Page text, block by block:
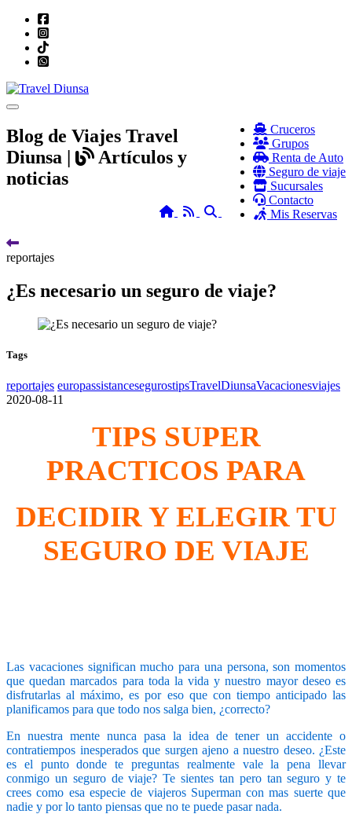
Toggle navigation
Cruceros
Grupos
Renta de Auto
Seguro de viaje
Sucursales
Contacto
Mis Reservas
Blog de Viajes Travel
Diunsa |
Artículos y
noticias
HomeRSS Search
reportajes
¿Es necesario un seguro de viaje?
Tags
reportajes europassistancesegurostipsTravelDiunsaVacacionesviajes
2020-08-11
TIPS SUPER
PRACTICOS PARA
DECIDIR Y ELEGIR TU
SEGURO DE VIAJE
Las vacaciones significan mucho para una persona, son momentos
que quedan marcados para toda la vida y nuestro mayor deseo es
disfrutarlas al máximo, es por eso que con tiempo anticipado las
planificamos para que todo nos salga bien, ¿correcto?
En nuestra mente nunca pasa la idea de tener un accidente o
contratiempos inesperados que surgen ajeno a nuestro deseo. ¿Este
es el punto donde te preguntas realmente vale la pena llevar
conmigo un seguro de viaje? Te sientes tan pero tan seguro y te
crees como esa especie de viajeros Superman con mas suerte que
nadie y por lo tanto piensas que no te puede pasar nada.